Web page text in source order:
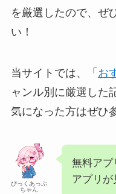
を厳選したので、ぜ
い！
当サイトでは、「 お
ャンル別に厳選した
気になった方はぜひ
ぴっくあっぷ
ちゃん
無料アプ
アプリが